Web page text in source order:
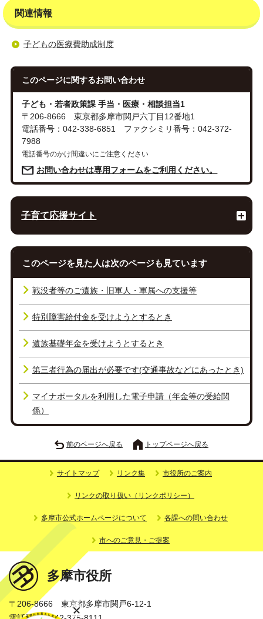
関連情報
子どもの医療費助成制度
このページに関するお問い合わせ
子ども・若者政策課 手当・医療・相談担当1
〒206-8666 東京都多摩市関戸六丁目12番地1
電話番号：042-338-6851 ファクシミリ番号：042-372-
7988
電話番号のかけ間違いにご注意ください
お問い合わせは専用フォームをご利用ください。
子育て応援サイト
このページを見た人は次のページも見ています
戦没者等のご遺族・旧軍人・軍属への支援等
特別障害給付金を受けようとするとき
遺族基礎年金を受けようとするとき
第三者行為の届出が必要です(交通事故などにあったとき)
マイナポータルを利用した電子申請（年金等の受給関
係）
前のページへ戻る トップページへ戻る
サイトマップ リンク集 市役所のご案内
リンクの取り扱い（リンクポリシー）
多摩市公式ホームページについて 各課への問い合わせ
市へのご意見・ご提案
多摩市役所
〒206-8666 東京都多摩市関戸6-12-1